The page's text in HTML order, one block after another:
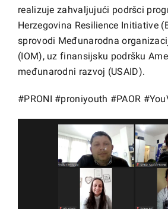
realizuje zahvaljujući podršci
Herzegovina Resilience Initiative
sprovodi Međunarodna
(IOM), uz finansijsku podršku
međunarodni razvoj (USAID).
#PRONI #proniyouth #PAOR